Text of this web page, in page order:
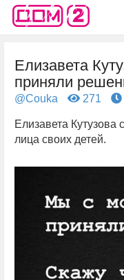
Елизавета
приняли
@Couka 271
Елизавета Кутузова
лица своих детей.